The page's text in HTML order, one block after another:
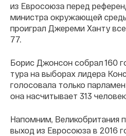
из Евросоюза перед
министра окружающей
проиграл Джереми Ханту
77.
Борис Джонсон собрал 160
тура на выборах лидера
голосовала только
она насчитывает 313
Напомним, Великобритания
выход из Евросоюза в 2016